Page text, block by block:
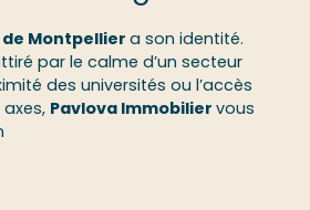
Montpellier a son identité.
par le calme d’un secteur
des universités ou l’accès
Pavlova Immobilier vous